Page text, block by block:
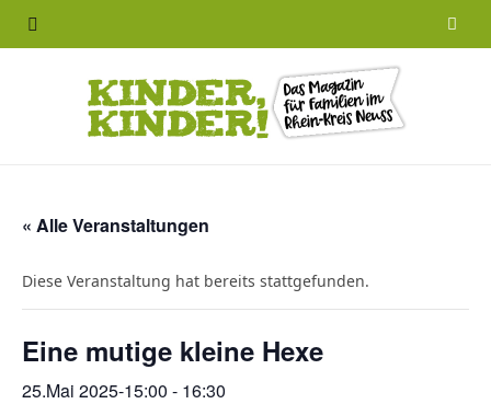
o
« Alle Veranstaltungen
Diese Veranstaltung hat bereits stattgefunden.
Eine mutige kleine Hexe
25.Mai 2025-15:00 - 16:30